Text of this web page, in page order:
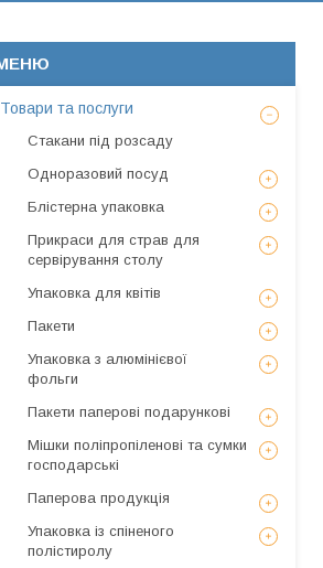
Товари та послуги
Стакани під розсаду
Одноразовий посуд
Блістерна упаковка
Прикраси для страв для
сервірування столу
Упаковка для квітів
Пакети
Упаковка з алюмінієвої
фольги
Пакети паперові подарункові
Мішки поліпропіленові та сумки
господарські
Паперова продукція
Упаковка із спіненого
полістиролу